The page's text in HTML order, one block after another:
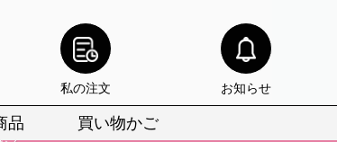
私の注文 お知らせ
品 買い物かご